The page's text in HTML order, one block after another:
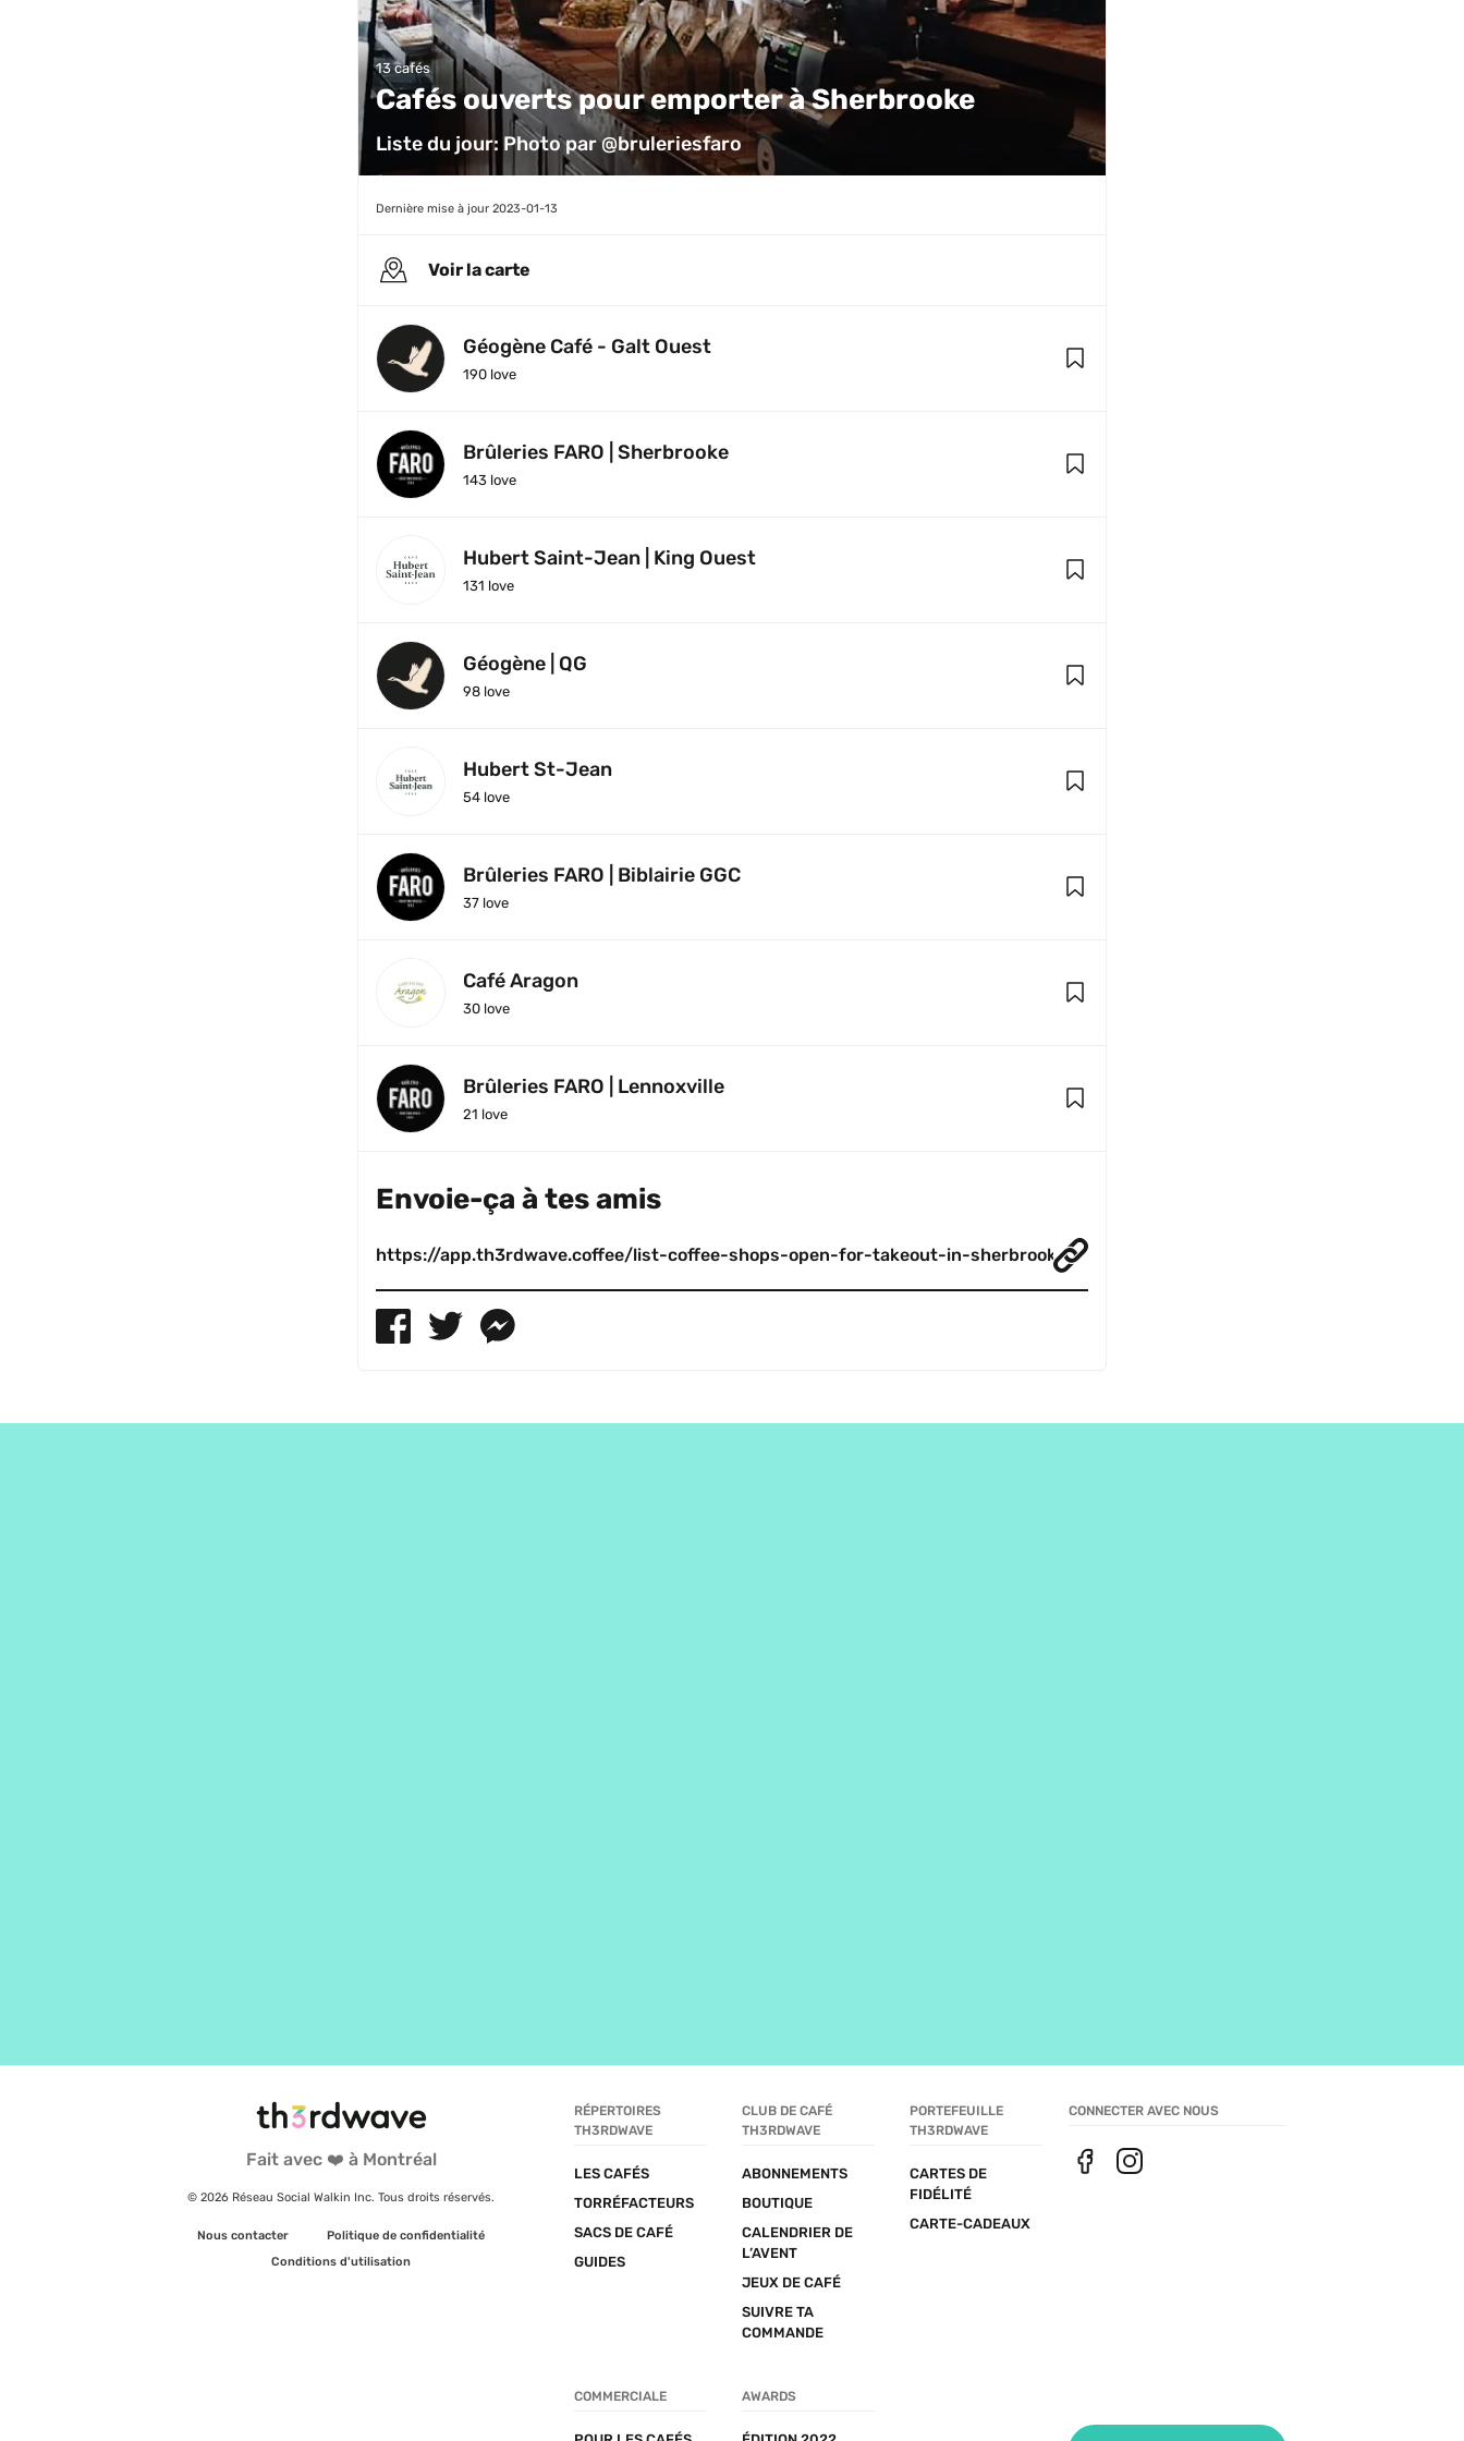
13 cafés
Cafés ouverts pour emporter à Sherbrooke
Liste du jour: Photo par @bruleriesfaro
Dernière mise à jour 2023-01-13
Voir la carte
Géogène Café - Galt Ouest
190 love
Brûleries FARO | Sherbrooke
143 love
Hubert Saint-Jean | King Ouest
131 love
Géogène | QG
98 love
Hubert St-Jean
54 love
Brûleries FARO | Biblairie GGC
37 love
Café Aragon
30 love
Brûleries FARO | Lennoxville
21 love
Envoie-ça à tes amis
Fait avec ❤️ à Montréal
© 2026 Réseau Social Walkin Inc. Tous droits réservés.
Nous contacter
Politique de confidentialité
Conditions d'utilisation
RÉPERTOIRES
TH3RDWAVE
LES CAFÉS
TORRÉFACTEURS
SACS DE CAFÉ
GUIDES
CLUB DE CAFÉ
TH3RDWAVE
ABONNEMENTS
BOUTIQUE
CALENDRIER DE
L’AVENT
JEUX DE CAFÉ
SUIVRE TA
COMMANDE
PORTEFEUILLE
TH3RDWAVE
CARTES DE
FIDÉLITÉ
CARTE-CADEAUX
COMMERCIALE AWARDS
CONNECTER AVEC NOUS